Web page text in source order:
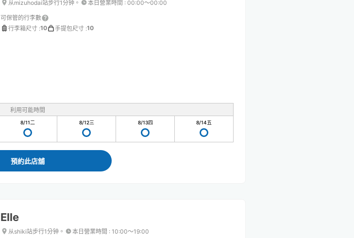
从mizuhodai站步行1分钟。 本日營業時間 : 00:00〜00:00
可保管的行李數
行李箱尺寸 :10 手提包尺寸 :10
利用可能時間
8/11二 8/12三 8/13四 8/14五
預約此店舖
Elle
从shiki站步行1分钟。 本日營業時間 : 10:00〜19:00